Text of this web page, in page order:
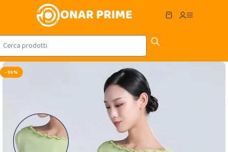
Skip to navigation
Skip to main content
-36%